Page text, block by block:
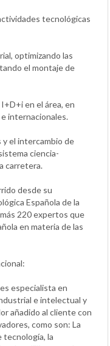
tecnológicas
optimizando las
el montaje de
en el área, en
internacionales.
y el intercambio de
ciencia-
carretera.
desde su
Española de la
220 expertos que
en materia de las
especialista en
e intelectual y
añadido al cliente con
como son: La
tecnología, la